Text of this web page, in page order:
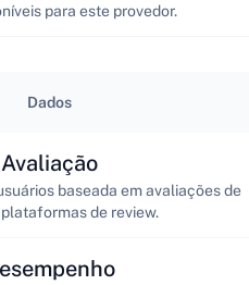
para este provedor.
Dados
Avaliação
baseada em avaliações de
de review.